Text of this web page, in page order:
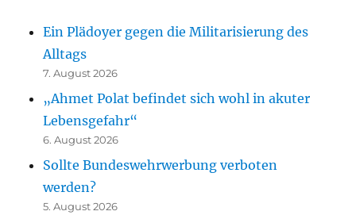
Ein Plädoyer gegen die Militarisierung des
Alltags
7. August 2026
„Ahmet Polat befindet sich wohl in akuter
Lebensgefahr“
6. August 2026
Sollte Bundeswehrwerbung verboten
werden?
5. August 2026